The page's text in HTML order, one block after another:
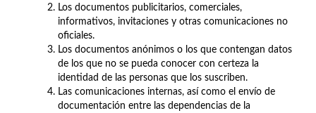
Los documentos publicitarios, comerciales,
informativos, invitaciones y otras comunicaciones no
oficiales.
Los documentos anónimos o los que contengan datos
de los que no se pueda conocer con certeza la
identidad de las personas que los suscriben.
Las comunicaciones internas, así como el envío de
documentación entre las dependencias de la